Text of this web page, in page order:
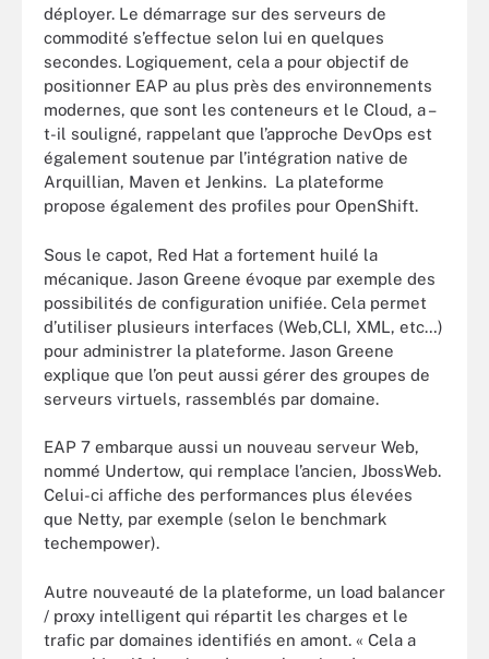
déployer. Le démarrage sur des serveurs de
commodité s’effectue selon lui en quelques
secondes. Logiquement, cela a pour objectif de
positionner EAP au plus près des environnements
modernes, que sont les conteneurs et le Cloud, a –
t-il souligné, rappelant que l’approche DevOps est
également soutenue par l’intégration native de
Arquillian, Maven et Jenkins. La plateforme
propose également des profiles pour OpenShift.
Sous le capot, Red Hat a fortement huilé la
mécanique. Jason Greene évoque par exemple des
possibilités de configuration unifiée. Cela permet
d’utiliser plusieurs interfaces (Web,CLI, XML, etc…)
pour administrer la plateforme. Jason Greene
explique que l’on peut aussi gérer des groupes de
serveurs virtuels, rassemblés par domaine.
EAP 7 embarque aussi un nouveau serveur Web,
nommé Undertow, qui remplace l’ancien, JbossWeb.
Celui-ci affiche des performances plus élevées
que Netty, par exemple (selon le benchmark
techempower).
Autre nouveauté de la plateforme, un load balancer
/ proxy intelligent qui répartit les charges et le
trafic par domaines identifiés en amont. « Cela a